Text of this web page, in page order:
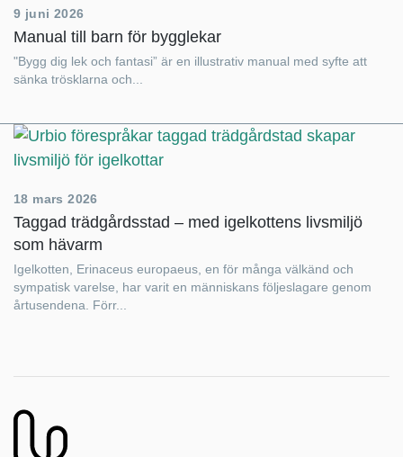
9 juni 2026
Manual till barn för bygglekar
"Bygg dig lek och fantasi” är en illustrativ manual med syfte att
sänka trösklarna och...
18 mars 2026
Taggad trädgårdsstad – med igelkottens livsmiljö
som hävarm
Igelkotten, Erinaceus europaeus, en för många välkänd och
sympatisk varelse, har varit en människans följeslagare genom
årtusendena. Förr...